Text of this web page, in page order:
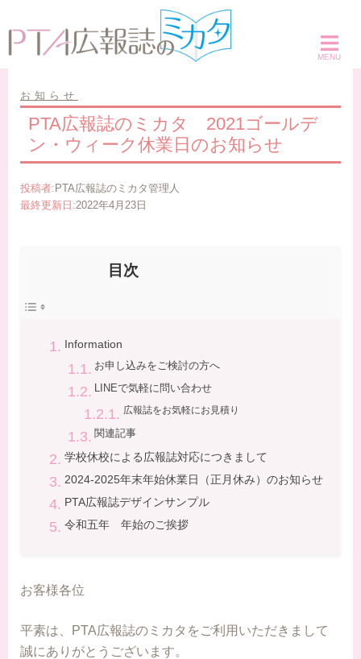
ン
ン
お知らせ
PTA広報誌のミカタ 2021ゴールデ
ン・ウィーク休業日のお知らせ
投稿者: PTA広報誌のミカタ管理人
最終更新日:2022年4月23日
目次
Information
お申し込みをご検討の方へ
LINEで気軽に問い合わせ
広報誌をお気軽にお見積り
関連記事
学校休校による広報誌対応につきまして
2024-2025年末年始休業日（正月休み）のお知らせ
PTA広報誌デザインサンプル
令和五年 年始のご挨拶
お客様各位
平素は、PTA広報誌のミカタをご利用いただきまして
誠にありがとうございます。